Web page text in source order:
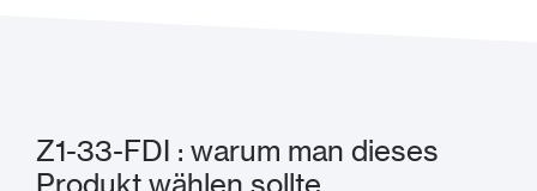
Z1-33-FDI : warum man dieses